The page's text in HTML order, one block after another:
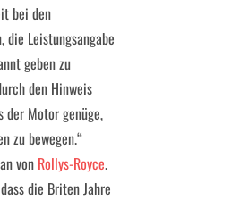
bei den
die Leistungsangabe
geben zu
den Hinweis
der Motor genüge,
zu bewegen.“
von Rollys-Royce.
die Briten Jahre